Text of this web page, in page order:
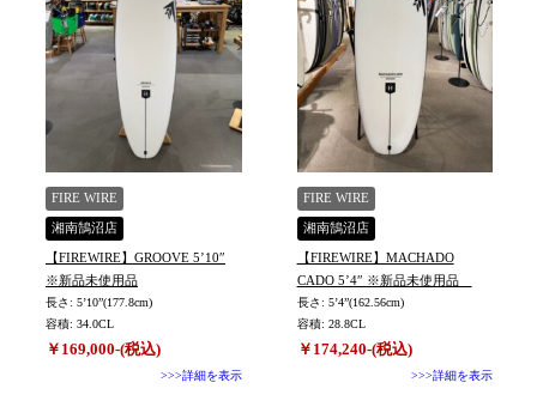
FIRE WIRE
湘南鵠沼店
【FIREWIRE】GROOVE 5’10″
※新品未使用品
長さ: 5’10”(177.8cm)
容積: 34.0CL
￥169,000-(税込)
>>>詳細を表示
FIRE WIRE
湘南鵠沼店
【FIREWIRE】MACHADO
CADO 5’4″ ※新品未使用品
長さ: 5’4”(162.56cm)
容積: 28.8CL
￥174,240-(税込)
>>>詳細を表示